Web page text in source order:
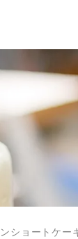
ショートケー